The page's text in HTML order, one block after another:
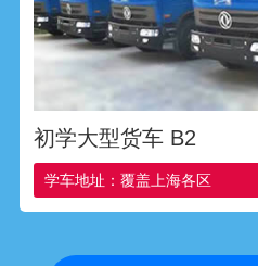
初学大型货车 B2
学车地址：覆盖上海各区